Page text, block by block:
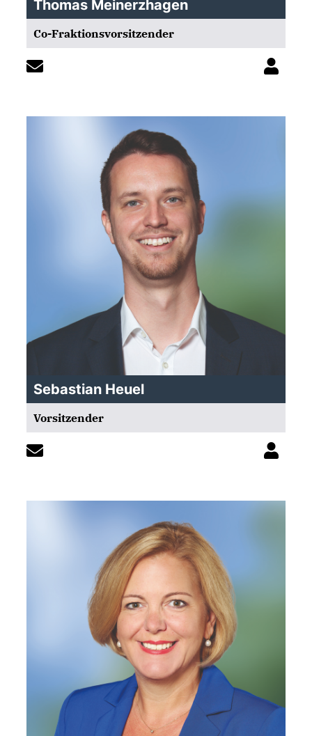
Thomas Meinerzhagen
Co-Fraktionsvorsitzender
Sebastian Heuel
Vorsitzender